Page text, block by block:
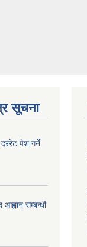
सूचना
पेश गर्ने
सम्बन्धी